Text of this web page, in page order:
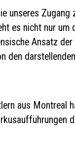
unseres Zugang
es nicht nur um
Ansatz
den
aus Montreal